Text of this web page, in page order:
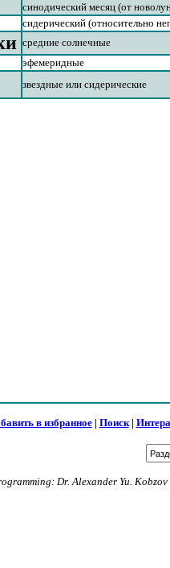
синодический месяц (от
сидерический (относительно
средние солнечные
эфемеридные
звездные или сидерические
в избранное| Поиск|
Dr. Alexander Yu.